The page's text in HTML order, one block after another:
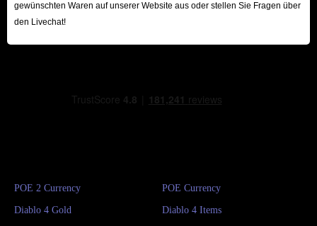
gewünschten Waren auf unserer Website aus oder stellen Sie Fragen über
den Livechat!
POE 2 Currency POE Currency
Diablo 4 Gold Diablo 4 Items